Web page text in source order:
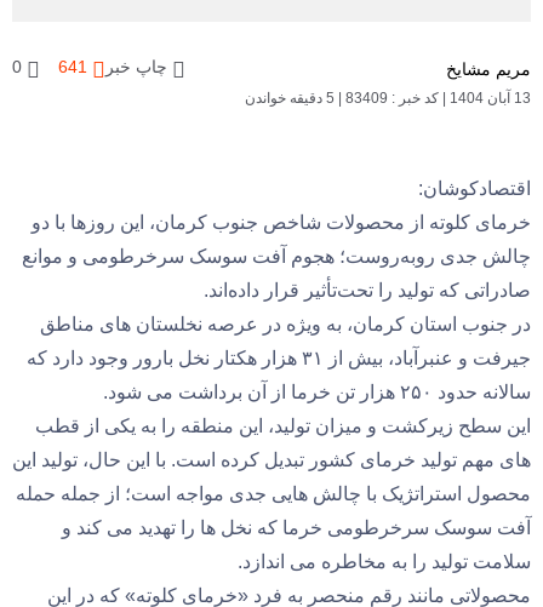
مریم مشایخ
13 آبان 1404 | کد خبر : 83409 | 5 دقیقه خواندن
چاپ خبر 641
0
اقتصادکوشان:
خرمای کلوته از محصولات شاخص جنوب کرمان، این روزها با دو
چالش جدی روبه‌روست؛ هجوم آفت سوسک سرخرطومی و موانع
صادراتی که تولید را تحت‌تأثیر قرار داده‌اند.
در جنوب استان کرمان، به ویژه در عرصه نخلستان ‌های مناطق
جیرفت و عنبرآباد، بیش از ۳۱ هزار هکتار نخل بارور وجود دارد که
سالانه حدود ۲۵۰ هزار تن خرما از آن برداشت می‌ شود.
این سطح زیرکشت و میزان تولید، این منطقه را به یکی از قطب
‌های مهم تولید خرمای کشور تبدیل کرده است. با این حال، تولید این
محصول استراتژیک با چالش ‌هایی جدی مواجه است؛ از جمله حمله
آفت ‌سوسک سرخرطومی خرما که نخل‌ ها را تهدید می‌ کند و
سلامت تولید را به مخاطره می ‌اندازد.
محصولاتی مانند رقم منحصر به فرد «خرمای کلوته» که در این